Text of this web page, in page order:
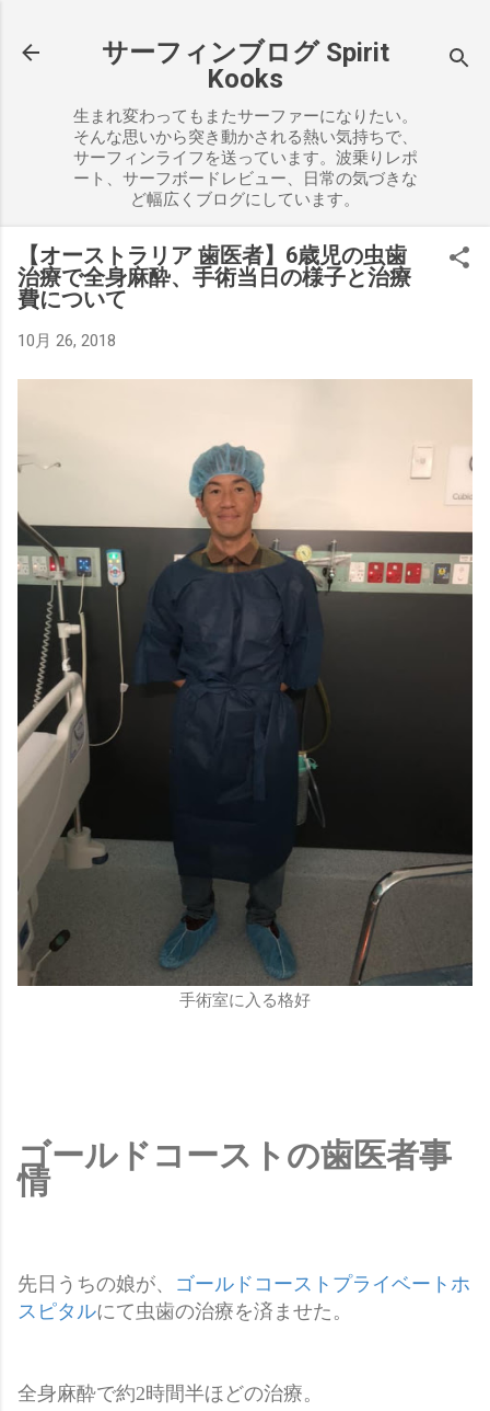
サーフィンブログ Spirit
Kooks
生まれ変わってもまたサーファーになりたい。
そんな思いから突き動かされる熱い気持ちで、
サーフィンライフを送っています。波乗りレポ
ート、サーフボードレビュー、日常の気づきな
ど幅広くブログにしています。
【オーストラリア 歯医者】6歳児の虫歯
治療で全身麻酔、手術当日の様子と治療
費について
10月 26, 2018
手術室に入る格好
ゴールドコーストの歯医者事
情
先日うちの娘が、 ゴールドコーストプライベートホ
スピタルにて虫歯の治療を済ませた。
全身麻酔で約2時間半ほどの治療。